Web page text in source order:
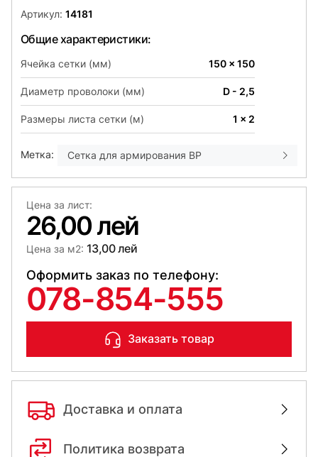
Артикул: 14181
Общие характеристики:
Ячейка сетки (мм) 150 x 150
Диаметр проволоки (мм) D - 2,5
Размеры листа сетки (м) 1 x 2
Метка: Сетка для армирования ВР
Цена за лист:
26,00 лей
Цена за м2: 13,00 лей
Оформить заказ по телефону:
078-854-555
Заказать товар
Доставка и оплата
Политика возврата